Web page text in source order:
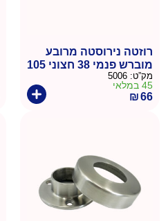
רוזטה נירוסטה מרובע
מוברש פנמי 38 חצוני 105
מק”ט: 5006
45 במלאי
₪66